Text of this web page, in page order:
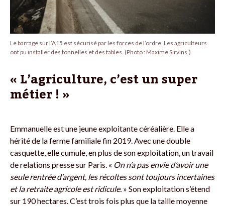
Le barrage sur l’A15 est sécurisé par les forces de l’ordre. Les agriculteurs
ont pu installer des tonnelles et des tables. (Photo : Maxime Sirvins.)
« L’agriculture, c’est un super
métier ! »
Emmanuelle est une jeune exploitante céréalière. Elle a
hérité de la ferme familiale fin 2019. Avec une double
casquette, elle cumule, en plus de son exploitation, un travail
de relations presse sur Paris. « On n’a pas envie d’avoir une
seule rentrée d’argent, les récoltes sont toujours incertaines
et la retraite agricole est ridicule. » Son exploitation s’étend
sur 190 hectares. C’est trois fois plus que la taille moyenne